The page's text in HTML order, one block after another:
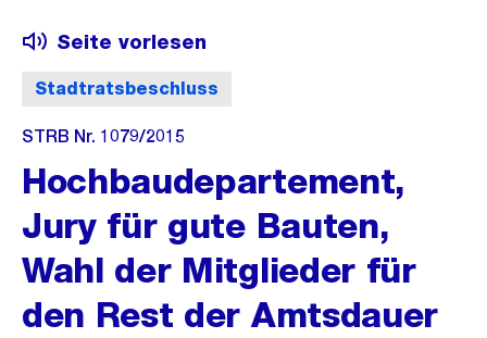
Stadtratsbeschluss
Seite vorlesen
STRB Nr. 1079/2015
Hochbaudepartement,
Jury für gute Bauten,
Wahl der Mitglieder für
den Rest der Amtsdauer